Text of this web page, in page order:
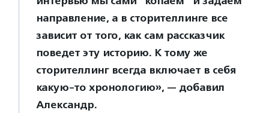
направление, а в сторителлинге все
зависит от того, как сам рассказчик
поведет эту историю. К тому же
сторителлинг всегда включает в себя
какую-то хронологию», — добавил
Александр.